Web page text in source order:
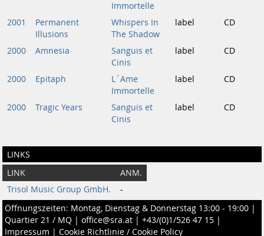
Immortelle
2001
Permanent
Illusions
Whispers In
The Shadow
label CD
2000 Amnesia
Sanguis et
Cinis
label CD
2000 Epitaph
L´Ame
Immortelle
label CD
2000 Tragic Years
Sanguis et
Cinis
label CD
LINKS
LINK
ANM.
Trisol Music Group GmbH.
-
Öffnungszeiten: Montag, Dienstag & Donnerstag 13:00 - 19:00 |
Quartier 21 / MQ | office@sra.at | +43/(0)1/526 47 15 |
Impressum | Cookie Richtlinie / Cookie Policy